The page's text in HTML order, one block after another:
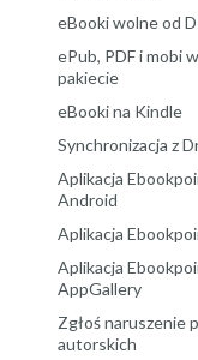
eBooki wolne od
ePub, PDF i mobi w
pakiecie
eBooki na Kindle
Synchronizacja z
Aplikacja
Android
Aplikacja
Aplikacja
AppGallery
Zgłoś naruszenie
autorskich